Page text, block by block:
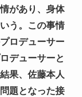
があり、身体
う。この事情
ロデューサー
デューサーと
果、佐藤本人
題となった接